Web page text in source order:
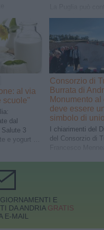
quattro formaggi
17 specialità
riconosciute
al via
scuole"
dal
3
e yogurt al
Consorzio di
Burrata di
Monumento al
deve essere
simbolo di
I chiarimenti del
del Consorzio di
E
DA ANDRIA GRATIS
E-MAIL